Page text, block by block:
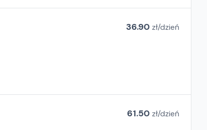
36.90 zł/dzień
61.50 zł/dzień